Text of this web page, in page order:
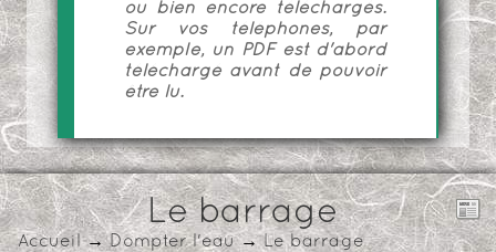
ou bien encore téléchargés.
Sur vos téléphones, par
exemple, un PDF est d'abord
téléchargé avant de pouvoir
être lu.
Le barrage
Accueil→Dompter l'eau→ Le barrage